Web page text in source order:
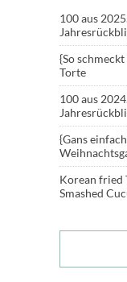
100 aus
{So
Torte
100 aus
{Gans
Korean fried
Smashed